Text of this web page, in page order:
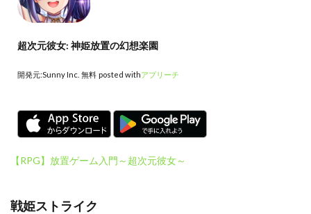
超次元彼女: 神姫放置の幻想楽園
開発元:Sunny Inc. 無料 posted withアプリーチ
【RPG】放置ゲーム入門～超次元彼女～
戦姫ストライク